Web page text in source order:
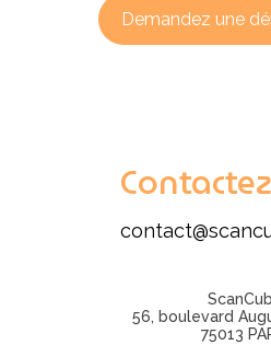
Demandez une
56, boulevard
75013